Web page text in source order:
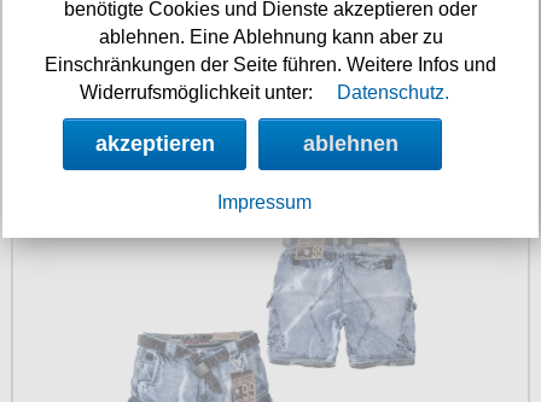
Thor Steinar Cargo Shorts Rydal
benötigte Cookies und Dienste akzeptieren oder
ablehnen. Eine Ablehnung kann aber zu
Einschränkungen der Seite führen. Weitere Infos und
Widerrufsmöglichkeit unter:
Datenschutz.
akzeptieren ablehnen
Impressum